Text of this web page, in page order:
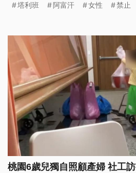
塔利班 阿富汗 女性 禁止
桃園6歲兒獨自照顧產婦 社工